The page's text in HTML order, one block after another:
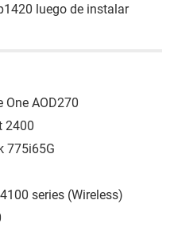
luego de instalar
One AOD270
2400
775i65G
series (Wireless)